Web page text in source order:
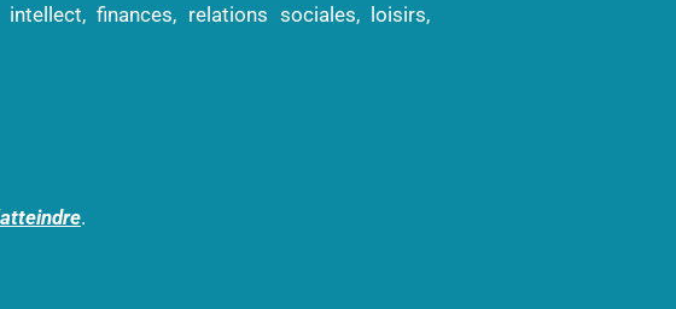
finances, relations sociales, loisirs,
.